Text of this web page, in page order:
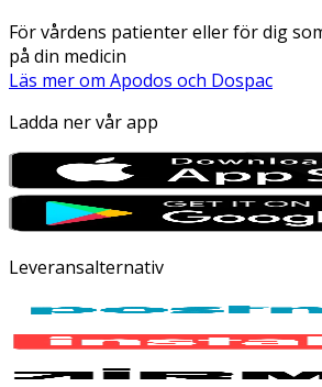
För vårdens patienter eller för dig
på din medicin
Läs mer om Apodos och Dospac
Ladda ner vår app
Leveransalternativ